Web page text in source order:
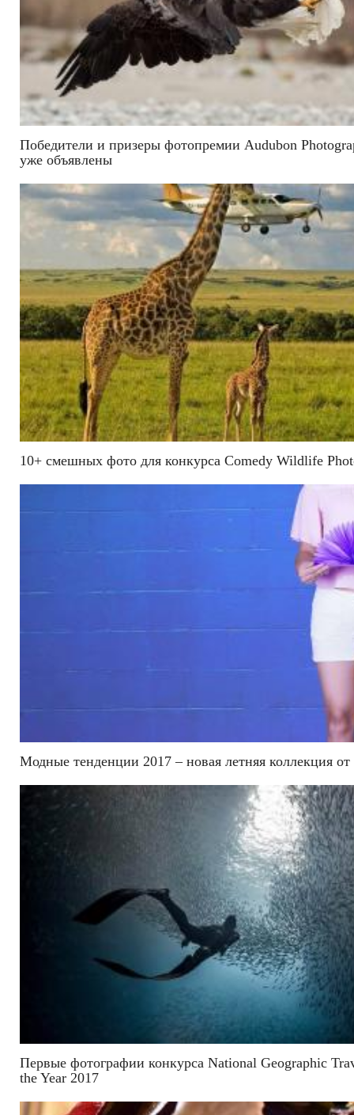
Победители и призеры фотопремии Audubon
уже объявлены
10+ смешных фото для конкурса Comedy Wildlife
Модные тенденции 2017 – новая летняя коллекция
Первые фотографии конкурса National Geographic
the Year 2017